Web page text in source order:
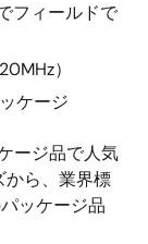
フィールドで
）
ケージ
ージ品で人気
から、業界標
ッケージ品